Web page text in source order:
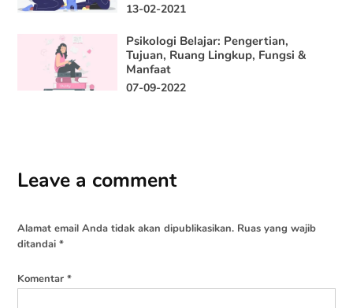
13-02-2021
Psikologi Belajar: Pengertian,
Tujuan, Ruang Lingkup, Fungsi &
Manfaat
07-09-2022
Leave a comment
Alamat email Anda tidak akan dipublikasikan. Ruas yang wajib
ditandai*
Komentar*